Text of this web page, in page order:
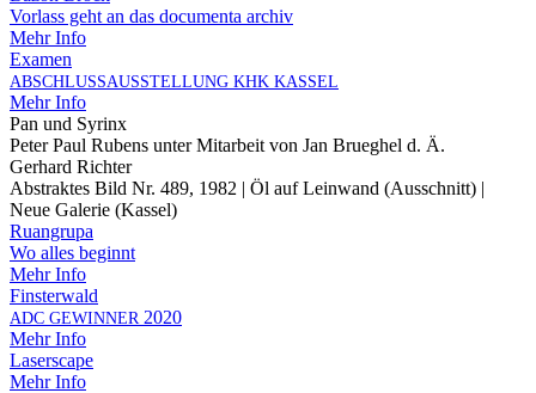
Vor­lass geht an das docu­men­ta archiv
Mehr Info
Examen
ABSCHLUSSAUSSTELLUNG KHK KASSEL
Mehr Info
Pan und Syrinx
Peter Paul Rubens unter Mit­ar­beit von Jan Brueg­hel d. Ä.
Ger­hard Richter
Abs­trak­tes Bild Nr. 489, 1982 | Öl auf Lein­wand (Aus­schnitt) |
Neue Gale­rie (Kas­sel)
Ruan­grupa
Wo alles beginnt
Mehr Info
Fins­ter­wald
ADC GEWINNER 2020
Mehr Info
Laser­s­cape
Mehr Info